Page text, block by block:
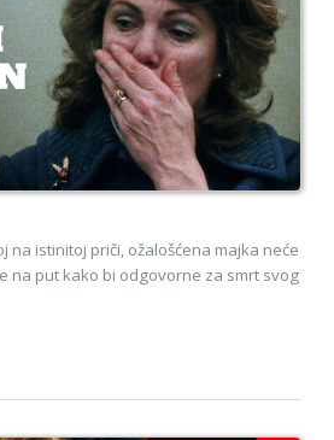
na istinitoj priči, ožalošćena majka neće
na put kako bi odgovorne za smrt svog